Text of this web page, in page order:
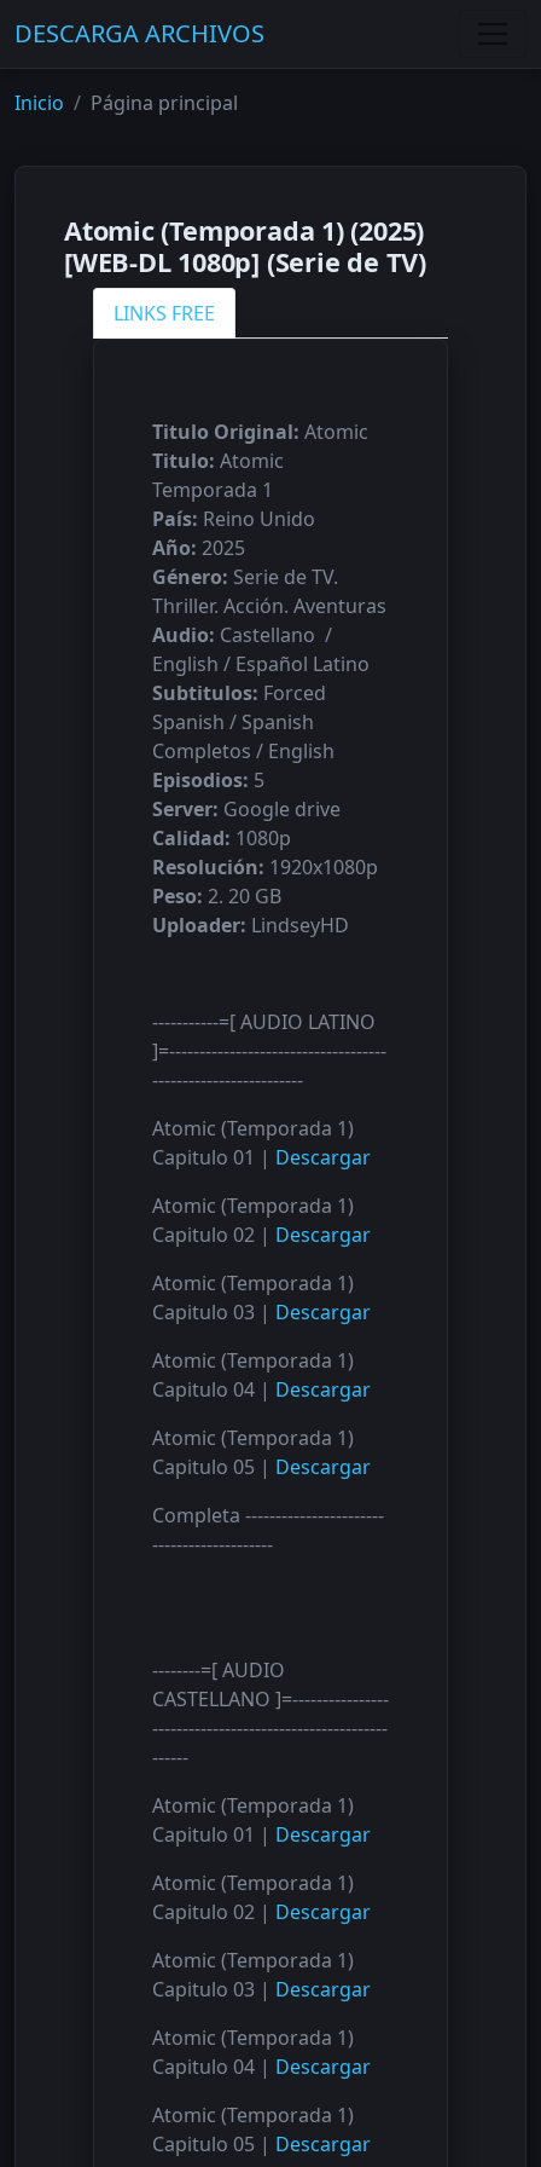
DESCARGA ARCHIVOS
Inicio Página principal
Atomic (Temporada 1) (2025)
[WEB-DL 1080p] (Serie de TV)
LINKS FREE
Titulo Original: Atomic
Titulo: Atomic
Temporada 1
País: Reino Unido
Año: 2025
Género: Serie de TV.
Thriller. Acción. Aventuras
Audio: Castellano /
English / Español Latino
Subtitulos: Forced
Spanish / Spanish
Completos / English
Episodios: 5
Server: Google drive
Calidad: 1080p
Resolución: 1920x1080p
Peso: 2. 20 GB
Uploader: LindseyHD
-----------=[ AUDIO LATINO
]=------------------------------------
-------------------------
Atomic (Temporada 1)
Capitulo 01 | Descargar
Atomic (Temporada 1)
Capitulo 02 | Descargar
Atomic (Temporada 1)
Capitulo 03 | Descargar
Atomic (Temporada 1)
Capitulo 04 | Descargar
Atomic (Temporada 1)
Capitulo 05 | Descargar
Completa -----------------------
--------------------
--------=[ AUDIO
CASTELLANO ]=----------------
---------------------------------------
------
Atomic (Temporada 1)
Capitulo 01 | Descargar
Atomic (Temporada 1)
Capitulo 02 | Descargar
Atomic (Temporada 1)
Capitulo 03 | Descargar
Atomic (Temporada 1)
Capitulo 04 | Descargar
Atomic (Temporada 1)
Capitulo 05 | Descargar